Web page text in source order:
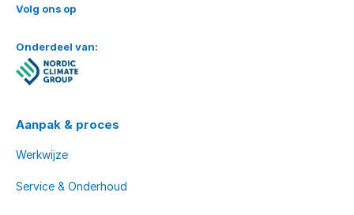
Volg ons op
Onderdeel van:
Aanpak & proces
Werkwijze
Service & Onderhoud